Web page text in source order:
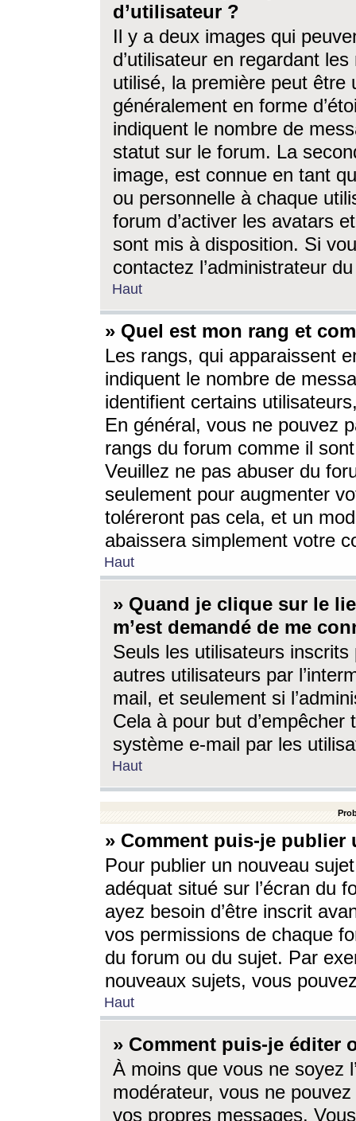
d’utilisateur ?
Il y a deux images qui
d’utilisateur en regardant
utilisé, la première peut être
généralement en forme
indiquent le nombre de
statut sur le forum. La
image, est connue en tant
ou personnelle à chaque
forum d’activer les avatars
sont mis à disposition. Si
contactez l’administrateur
Haut
» Quel est mon rang et
Les rangs, qui apparaissent
indiquent le nombre de
identifient certains
En général, vous ne pouvez
rangs du forum comme il
Veuillez ne pas abuser du
seulement pour augmenter
toléreront pas cela, et un
abaissera simplement votre
Haut
» Quand je clique sur le
m’est demandé de me
Seuls les utilisateurs
autres utilisateurs par
mail, et seulement si
Cela à pour but
système e-mail par les
Haut
» Comment puis-je
Pour publier un nouveau
adéquat situé sur l’écran du
ayez besoin d’être inscrit
vos permissions de chaque
du forum ou du sujet. Par
nouveaux sujets, vous
Haut
» Comment puis-je éditer
À moins que vous ne soyez
modérateur, vous ne
vos propres messages.